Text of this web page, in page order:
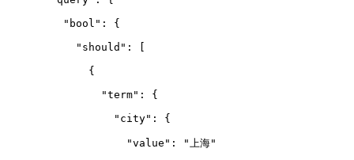
    "bool": {
      "should":
[
        {
          "term": {
            "city": {
              "value": "上海"